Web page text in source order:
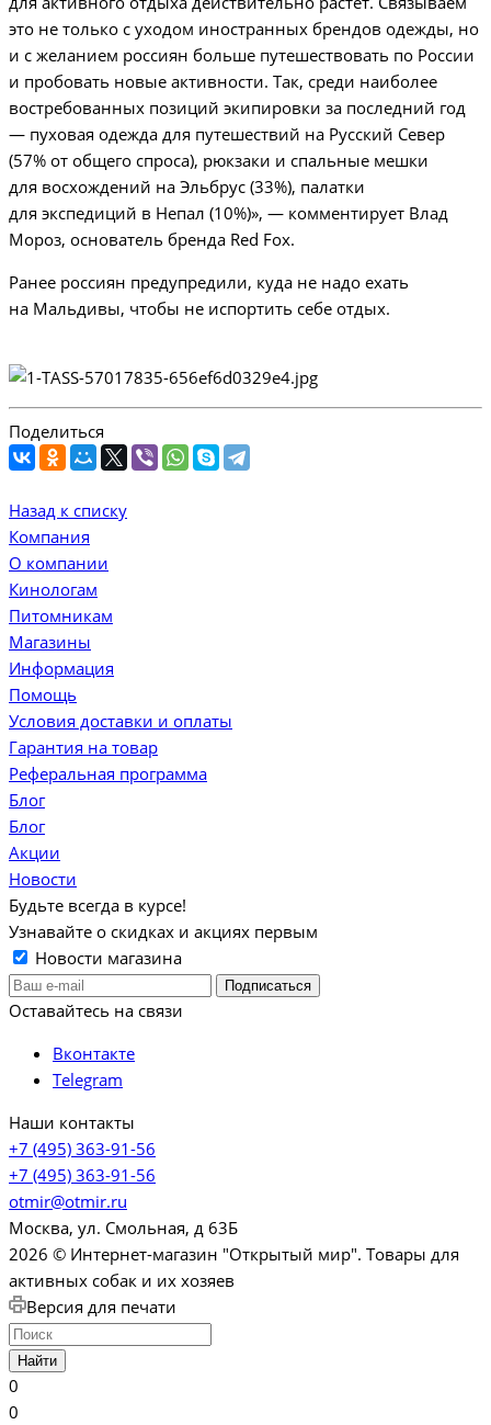
это не только с уходом иностранных брендов одежды, но
и с желанием россиян больше путешествовать по России
и пробовать новые активности. Так, среди наиболее
востребованных позиций экипировки за последний год
— пуховая одежда для путешествий на Русский Север
(57% от общего спроса), рюкзаки и спальные мешки
для восхождений на Эльбрус (33%), палатки
для экспедиций в Непал (10%)», — комментирует Влад
Мороз, основатель бренда Red Fox.
Ранее россиян предупредили, куда не надо ехать
на Мальдивы, чтобы не испортить себе отдых.
Поделиться
Назад к списку
Компания
О компании
Кинологам
Питомникам
Магазины
Информация
Помощь
Условия доставки и оплаты
Гарантия на товар
Реферальная программа
Блог
Блог
Акции
Новости
Будьте всегда в курсе!
Узнавайте о скидках и акциях первым
Новости магазина
Оставайтесь на связи
Вконтакте
Telegram
Наши контакты
+7 (495) 363-91-56
+7 (495) 363-91-56
otmir@otmir.ru
Москва, ул. Смольная, д 63Б
2026 © Интернет-магазин "Открытый мир". Товары для
активных собак и их хозяев
Версия для печати
Найти
0
0